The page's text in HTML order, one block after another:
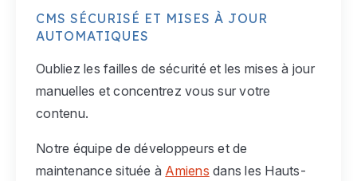
CMS SÉCURISÉ ET MISES À JOUR
AUTOMATIQUES
Oubliez les failles de sécurité et les mises à jour
manuelles et concentrez vous sur votre
contenu.
Notre équipe de développeurs et de
maintenance située à Amiens dans les Hauts-